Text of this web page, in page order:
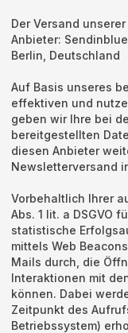
Der Versand
Anbieter: Sendinblue
Berlin, Deutschland
Auf Basis unseres
effektiven und
geben wir Ihre bei
bereitgestellten
diesen Anbieter
Newsletterversand
Vorbehaltlich Ihrer
Abs. 1 lit. a DSGVO
statistische
mittels Web
Mails durch, die
Interaktionen mit
können. Dabei
Zeitpunkt des
Betriebssystem)